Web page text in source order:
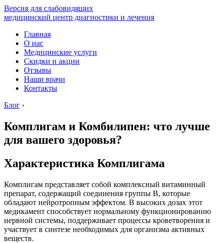
Версия для слабовидящих
медицинский центр диагностики и лечения
Главная
О нас
Медицинские услуги
Скидки и акции
Отзывы
Наши врачи
Контакты
Блог ›
Комплигам и Комбилипен: что лучше
для вашего здоровья?
Характеристика Комплигама
Комплигам представляет собой комплексный витаминный
препарат, содержащий соединения группы В, которые
обладают нейротропным эффектом. В высоких дозах этот
медикамент способствует нормальному функционированию
нервной системы, поддерживает процессы кроветворения и
участвует в синтезе необходимых для организма активных
веществ.